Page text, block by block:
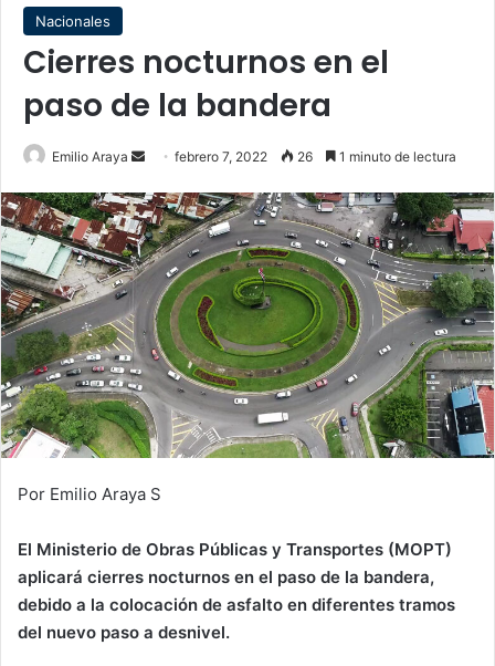
Nacionales
Cierres nocturnos en el
paso de la bandera
Emilio Araya
Send
email
febrero 7, 2022 26 1 minuto de lectura
Por Emilio Araya S
El Ministerio de Obras Públicas y Transportes (MOPT)
aplicará cierres nocturnos en el paso de la bandera,
debido a la colocación de asfalto en diferentes tramos
del nuevo paso a desnivel.